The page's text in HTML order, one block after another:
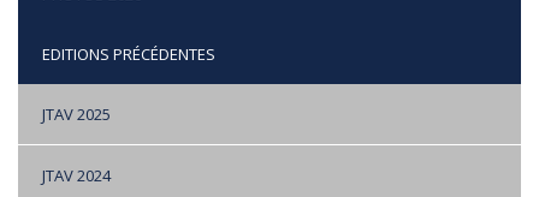
EDITIONS PRÉCÉDENTES
JTAV 2025
JTAV 2024